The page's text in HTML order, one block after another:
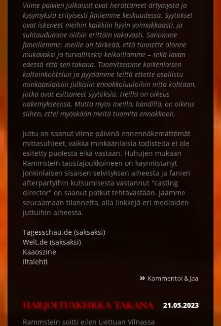
Viime päivien julkaisut ovat herättäneet ärtymystä ja
kysymyksiä erityisesti faniemme keskuudessa. Syytökset
ovat iskeneet meihin kaikkiin hyvin voimakkaasti, ja
suhtaudumme niihin erittäin vakavasti. Sanomme
faneillemme: meille on tärkeää, että tunnette olonne
mukavaksi ja turvalliseksi keikoillamme – sekä lavan
edessä että sen takana. Tuomitsemme kaikenlaisen
kaltoinkohtelun ja pyydämme teiltä ettette osallistu
minkäänlaisiin julkisiin ennakkoluuloihin niitä kohtaan,
jotka ovat esittäneet syytöksiä. Heillä on oikeus
näkemykseensä. Mutta myös meillä, bändillä, on oikeus
siihen, ettei myöskään meitä tuomita ennakkoon.
Juttu on saanut viime päivinä ennennäkemättömät
mittasuhteet, vaikka minkäänlaisia todisteita ei ole
esitetty puolesta eikä vastaan. Huhujen mukaan
Rammstein taustajoukkoineen on käynnistänyt
jonkinlaisen sisäisen selvityksen aiheesta ja fanien
afterpartyihin kutsumisesta vastannut "casting
director" on saanut potkut tehtävästään. Jäämme
seuraamaan tilannetta, alla linkkejä eri medioiden
juttuihin aiheesta.
Tagesschau.de (saksaksi)
Welt.de (saksaksi)
Kaaoszine
Iltalehti
» Kommentoi & Jaa
HARJOITUSKEIKKA TAKANA
21.05.2023
Rammstein soitti eilen Liettuan Vilnassa